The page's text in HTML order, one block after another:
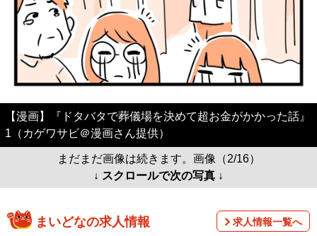
【漫画】『ドタバタで葬儀場を決めて超お金がかかった話』
1（カゲワサビ＠漫画さん提供）
まだまだ画像は続きます。画像（2/16）
↓ スクロールで次の写真 ↓
まいどなの求人情報 求人情報一覧へ